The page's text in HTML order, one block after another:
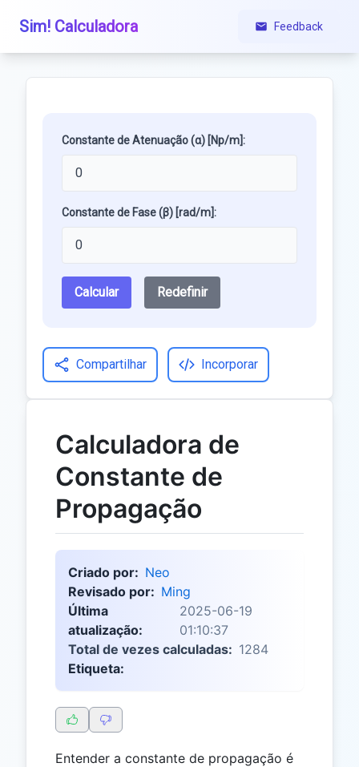
Sim! Calculadora Feedback
Constante de Atenuação (α) [Np/m]:
Constante de Fase (β) [rad/m]:
Calcular Redefinir
Compartilhar Incorporar
Calculadora de
Constante de
Propagação
Criado por: Neo
Revisado por: Ming
Última
atualização:
2025-06-19
01:10:37
Total de vezes calculadas: 1284
Etiqueta:
Entender a constante de propagação é